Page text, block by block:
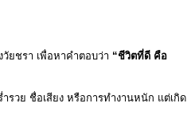
ยชรา เพื่อหาคำตอบว่า “ชีวิตที่ดี คือ
วย ชื่อเสียง หรือการทำงานหนัก แต่เกิด